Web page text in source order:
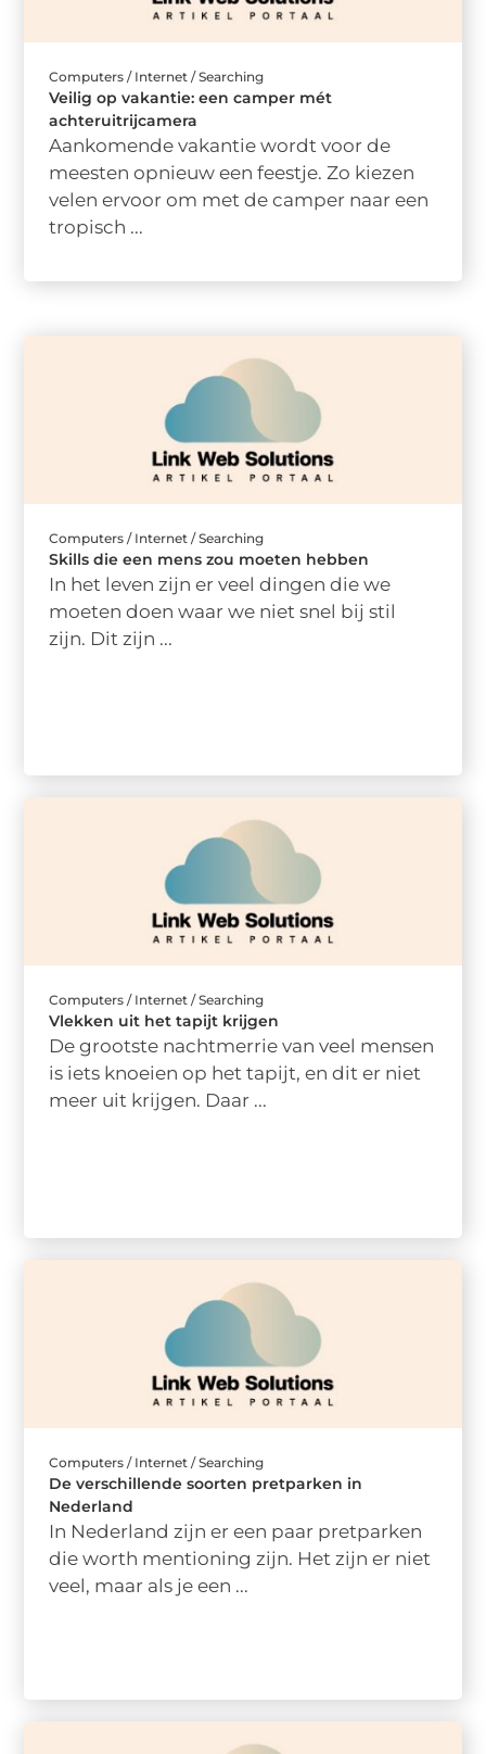
Computers / Internet / Searching
Veilig op vakantie: een camper mét
achteruitrijcamera
Aankomende vakantie wordt voor de
meesten opnieuw een feestje. Zo kiezen
velen ervoor om met de camper naar een
tropisch ...
Computers / Internet / Searching
Skills die een mens zou moeten hebben
In het leven zijn er veel dingen die we
moeten doen waar we niet snel bij stil
zijn. Dit zijn ...
Computers / Internet / Searching
Vlekken uit het tapijt krijgen
De grootste nachtmerrie van veel mensen
is iets knoeien op het tapijt, en dit er niet
meer uit krijgen. Daar ...
Computers / Internet / Searching
De verschillende soorten pretparken in
Nederland
In Nederland zijn er een paar pretparken
die worth mentioning zijn. Het zijn er niet
veel, maar als je een ...